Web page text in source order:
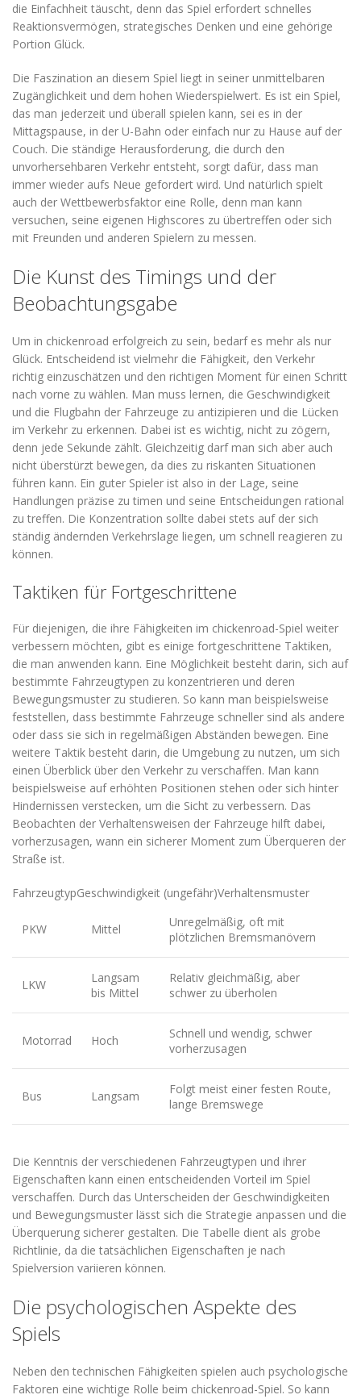
die Einfachheit täuscht, denn das Spiel erfordert schnelles
Reaktionsvermögen, strategisches Denken und eine gehörige
Portion Glück.
Die Faszination an diesem Spiel liegt in seiner unmittelbaren
Zugänglichkeit und dem hohen Wiederspielwert. Es ist ein Spiel,
das man jederzeit und überall spielen kann, sei es in der
Mittagspause, in der U-Bahn oder einfach nur zu Hause auf der
Couch. Die ständige Herausforderung, die durch den
unvorhersehbaren Verkehr entsteht, sorgt dafür, dass man
immer wieder aufs Neue gefordert wird. Und natürlich spielt
auch der Wettbewerbsfaktor eine Rolle, denn man kann
versuchen, seine eigenen Highscores zu übertreffen oder sich
mit Freunden und anderen Spielern zu messen.
Die Kunst des Timings und der
Beobachtungsgabe
Um in chickenroad erfolgreich zu sein, bedarf es mehr als nur
Glück. Entscheidend ist vielmehr die Fähigkeit, den Verkehr
richtig einzuschätzen und den richtigen Moment für einen Schritt
nach vorne zu wählen. Man muss lernen, die Geschwindigkeit
und die Flugbahn der Fahrzeuge zu antizipieren und die Lücken
im Verkehr zu erkennen. Dabei ist es wichtig, nicht zu zögern,
denn jede Sekunde zählt. Gleichzeitig darf man sich aber auch
nicht überstürzt bewegen, da dies zu riskanten Situationen
führen kann. Ein guter Spieler ist also in der Lage, seine
Handlungen präzise zu timen und seine Entscheidungen rational
zu treffen. Die Konzentration sollte dabei stets auf der sich
ständig ändernden Verkehrslage liegen, um schnell reagieren zu
können.
Taktiken für Fortgeschrittene
Für diejenigen, die ihre Fähigkeiten im chickenroad-Spiel weiter
verbessern möchten, gibt es einige fortgeschrittene Taktiken,
die man anwenden kann. Eine Möglichkeit besteht darin, sich auf
bestimmte Fahrzeugtypen zu konzentrieren und deren
Bewegungsmuster zu studieren. So kann man beispielsweise
feststellen, dass bestimmte Fahrzeuge schneller sind als andere
oder dass sie sich in regelmäßigen Abständen bewegen. Eine
weitere Taktik besteht darin, die Umgebung zu nutzen, um sich
einen Überblick über den Verkehr zu verschaffen. Man kann
beispielsweise auf erhöhten Positionen stehen oder sich hinter
Hindernissen verstecken, um die Sicht zu verbessern. Das
Beobachten der Verhaltensweisen der Fahrzeuge hilft dabei,
vorherzusagen, wann ein sicherer Moment zum Überqueren der
Straße ist.
FahrzeugtypGeschwindigkeit (ungefähr)Verhaltensmuster
PKW Mittel
Unregelmäßig, oft mit
plötzlichen Bremsmanövern
LKW
Langsam
bis Mittel
Relativ gleichmäßig, aber
schwer zu überholen
Motorrad Hoch
Schnell und wendig, schwer
vorherzusagen
Bus Langsam
Folgt meist einer festen Route,
lange Bremswege
Die Kenntnis der verschiedenen Fahrzeugtypen und ihrer
Eigenschaften kann einen entscheidenden Vorteil im Spiel
verschaffen. Durch das Unterscheiden der Geschwindigkeiten
und Bewegungsmuster lässt sich die Strategie anpassen und die
Überquerung sicherer gestalten. Die Tabelle dient als grobe
Richtlinie, da die tatsächlichen Eigenschaften je nach
Spielversion variieren können.
Die psychologischen Aspekte des
Spiels
Neben den technischen Fähigkeiten spielen auch psychologische
Faktoren eine wichtige Rolle beim chickenroad-Spiel. So kann